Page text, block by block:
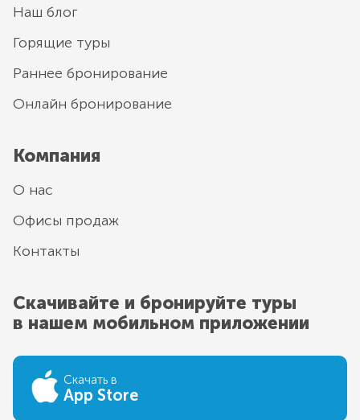
Наш блог
Горящие туры
Раннее бронирование
Онлайн бронирование
Компания
О нас
Офисы продаж
Контакты
Скачивайте и бронируйте туры
в нашем мобильном приложении
Скачать в
App Store